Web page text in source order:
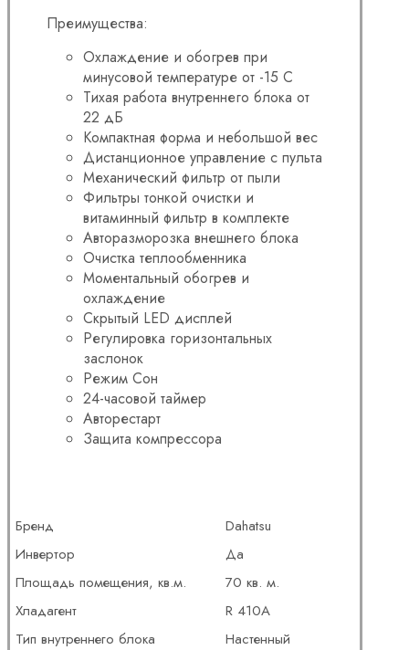
Преимущества:
Охлаждение и обогрев при
минусовой температуре от -15 C
Тихая работа внутреннего блока от
22 дБ
Компактная форма и небольшой вес
Дистанционное управление с пульта
Механический фильтр от пыли
Фильтры тонкой очистки и
витаминный фильтр в комплекте
Авторазморозка внешнего блока
Очистка теплообменника
Моментальный обогрев и
охлаждение
Скрытый LED дисплей
Регулировка горизонтальных
заслонок
Режим Сон
24-часовой таймер
Авторестарт
Защита компрессора
Бренд
Dahatsu
Инвертор
Да
Площадь помещения, кв.м.
70 кв. м.
Хладагент
R 410A
Тип внутреннего блока
Настенный